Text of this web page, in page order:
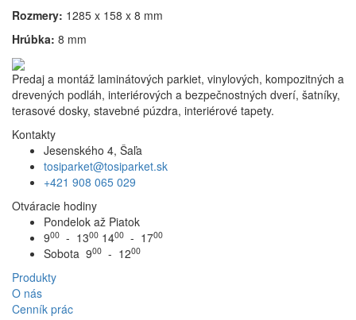
Rozmery: 1285 x 158 x 8 mm
Hrúbka: 8 mm
Predaj a montáž laminátových parkiet, vinylových, kompozitných a
drevených podláh, interiérových a bezpečnostných dverí, šatníky,
terasové dosky, stavebné púzdra, interiérové tapety.
Kontakty
Jesenského 4, Šaľa
tosiparket@tosiparket.sk
+421 908 065 029
Otváracie hodiny
Pondelok až Piatok
900 - 1300 1400 - 1700
Sobota 900 - 1200
Produkty
O nás
Cenník prác